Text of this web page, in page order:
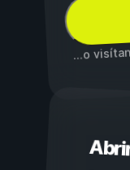
...o